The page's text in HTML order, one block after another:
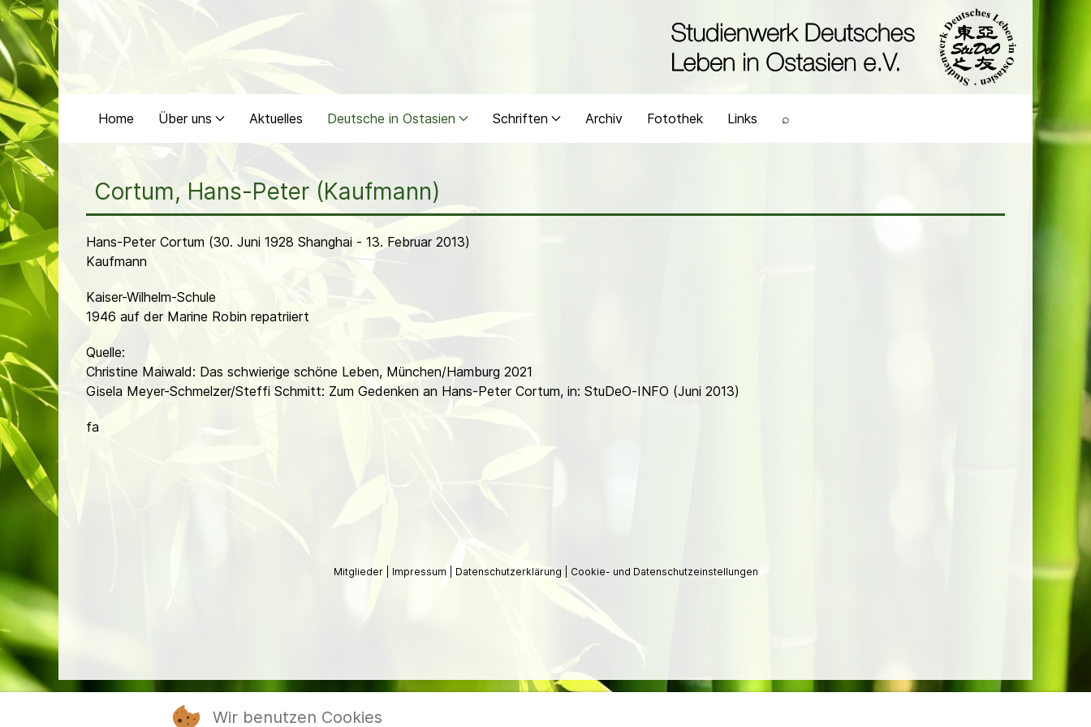
Home Über uns Aktuelles Deutsche in Ostasien Schriften Archiv Fotothek Links ⌕
Cortum, Hans-Peter (Kaufmann)
Hans-Peter Cortum (30. Juni 1928 Shanghai - 13. Februar 2013)
Kaufmann
Kaiser-Wilhelm-Schule
1946 auf der Marine Robin repatriiert
Quelle:
Christine Maiwald: Das schwierige schöne Leben, München/Hamburg 2021
Gisela Meyer-Schmelzer/Steffi Schmitt: Zum Gedenken an Hans-Peter Cortum, in: StuDeO-INFO (Juni 2013)
fa
Mitglieder Impressum Datenschutzerklärung Cookie- und Datenschutzeinstellungen
Wir benutzen Cookies